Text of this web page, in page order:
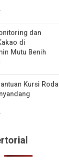
dan
di
Mutu Benih
Kursi Roda